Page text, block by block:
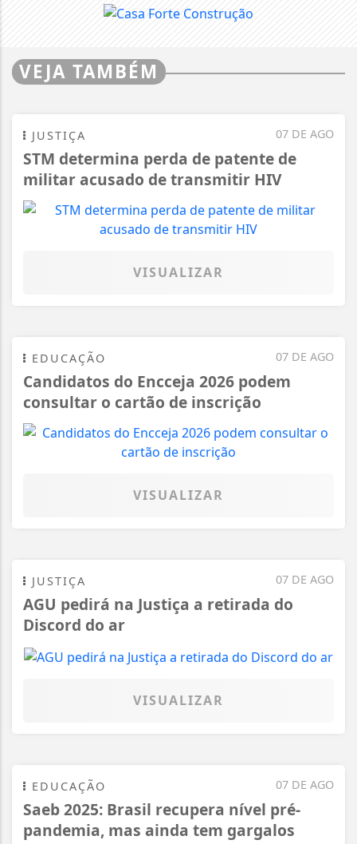
VEJA TAMBÉM
07 DE AGO
JUSTIÇA
STM determina perda de patente de
militar acusado de transmitir HIV
VISUALIZAR
07 DE AGO
EDUCAÇÃO
Candidatos do Encceja 2026 podem
consultar o cartão de inscrição
VISUALIZAR
07 DE AGO
JUSTIÇA
AGU pedirá na Justiça a retirada do
Discord do ar
VISUALIZAR
07 DE AGO
EDUCAÇÃO
Saeb 2025: Brasil recupera nível pré-
pandemia, mas ainda tem gargalos